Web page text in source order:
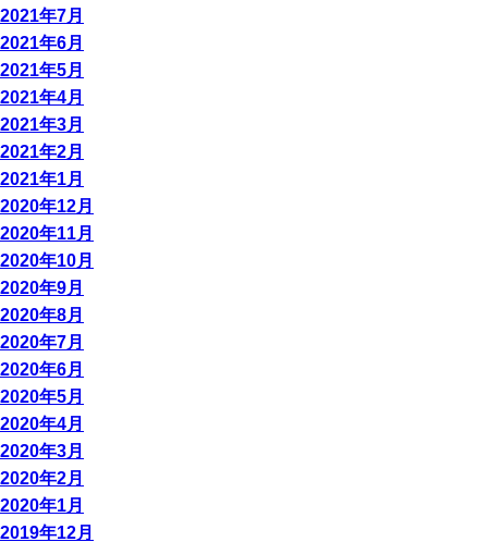
2021年7月
2021年6月
2021年5月
2021年4月
2021年3月
2021年2月
2021年1月
2020年12月
2020年11月
2020年10月
2020年9月
2020年8月
2020年7月
2020年6月
2020年5月
2020年4月
2020年3月
2020年2月
2020年1月
2019年12月